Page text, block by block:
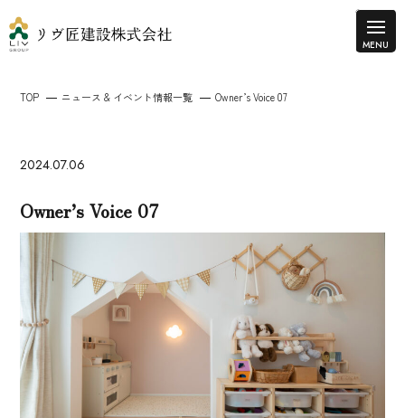
TOP ニュース & イベント情報一覧 Owner’s Voice 07
2024.07.06
Owner’s Voice 07